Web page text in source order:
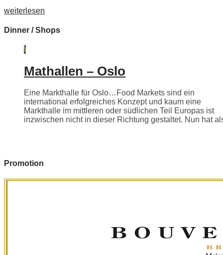
weiterlesen
Dinner / Shops
Mathallen – Oslo
Eine Markthalle für Oslo…Food Markets sind ein
international erfolgreiches Konzept und kaum eine
Markthalle im mittleren oder südlichen Teil Europas ist
inzwischen nicht in dieser Richtung gestaltet. Nun hat
Promotion